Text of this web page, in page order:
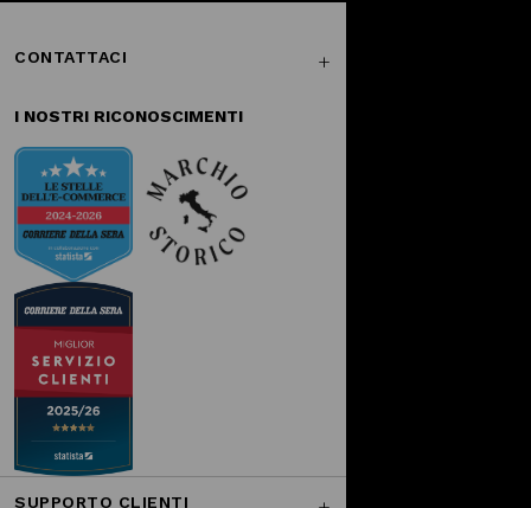
CONTATTACI
I NOSTRI RICONOSCIMENTI
SUPPORTO CLIENTI